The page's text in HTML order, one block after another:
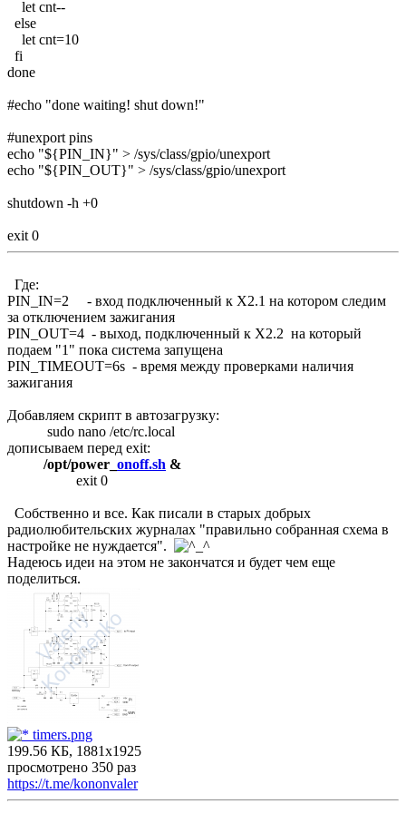
let cnt--
else
let cnt=10
fi
done
#echo "done waiting! shut down!"
#unexport pins
echo "${PIN_IN}" > /sys/class/gpio/unexport
echo "${PIN_OUT}" > /sys/class/gpio/unexport
shutdown -h +0
exit 0
Где:
PIN_IN=2 - вход подключенный к Х2.1 на котором следим
за отключением зажигания
PIN_OUT=4 - выход, подключенный к Х2.2 на который
подаем "1" пока система запущена
PIN_TIMEOUT=6s - время между проверками наличия
зажигания
Добавляем скрипт в автозагрузку:
sudo nano /etc/rc.local
дописываем перед exit:
/opt/power_ onoff.sh &
exit 0
Собственно и все. Как писали в старых добрых
радиолюбительских журналах "правильно собранная схема в
настройке не нуждается".
Надеюсь идеи на этом не закончатся и будет чем еще
поделиться.
timers.png
199.56 КБ, 1881x1925
просмотрено 350 раз
https://t.me/kononvaler